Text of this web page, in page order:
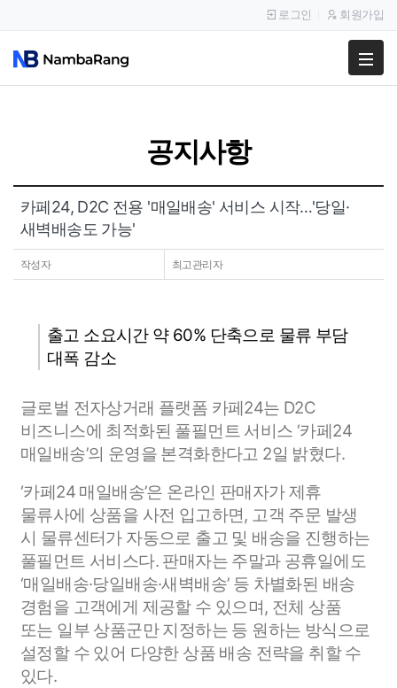
팔고
공지사항
이용후기
로그인 회원가입
공지사항
카페24, D2C 전용 '매일배송' 서비스 시작…'당일·
새벽배송도 가능'
작성자 최고관리자
출고 소요시간 약 60% 단축으로 물류 부담
대폭 감소
글로벌 전자상거래 플랫폼 카페24는 D2C
비즈니스에 최적화된 풀필먼트 서비스 ‘카페24
매일배송’의 운영을 본격화한다고 2일 밝혔다.
‘카페24 매일배송’은 온라인 판매자가 제휴
물류사에 상품을 사전 입고하면, 고객 주문 발생
시 물류센터가 자동으로 출고 및 배송을 진행하는
풀필먼트 서비스다. 판매자는 주말과 공휴일에도
‘매일배송·당일배송·새벽배송’ 등 차별화된 배송
경험을 고객에게 제공할 수 있으며, 전체 상품
또는 일부 상품군만 지정하는 등 원하는 방식으로
설정할 수 있어 다양한 상품 배송 전략을 취할 수
있다.